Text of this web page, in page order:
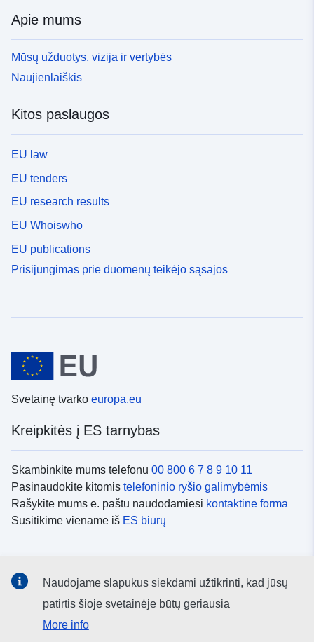
Apie mums
Mūsų užduotys, vizija ir vertybės
Naujienlaiškis
Kitos paslaugos
EU law
EU tenders
EU research results
EU Whoiswho
EU publications
Prisijungimas prie duomenų teikėjo sąsajos
Svetainę tvarko europa.eu
Kreipkitės į ES tarnybas
Skambinkite mums telefonu 00 800 6 7 8 9 10 11
Pasinaudokite kitomis telefoninio ryšio galimybėmis
Rašykite mums e. paštu naudodamiesi kontaktine forma
Susitikime viename iš ES biurų
socialinių tinklų kanalai
Naudojame slapukus siekdami užtikrinti, kad jūsų
patirtis šioje svetainėje būtų geriausia
More info